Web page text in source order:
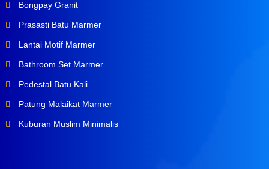
Bongpay Granit
Prasasti Batu Marmer
Lantai Motif Marmer
Bathroom Set Marmer
Pedestal Batu Kali
Patung Malaikat Marmer
Kuburan Muslim Minimalis